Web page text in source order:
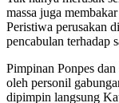
massa juga
Peristiwa perusakan
pencabulan terhadap
Pimpinan Ponpes
oleh personil
dipimpin langsung